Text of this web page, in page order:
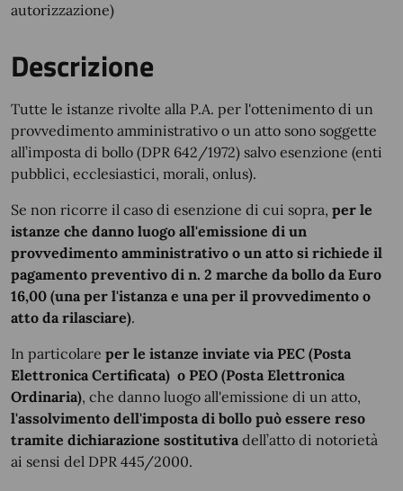
autorizzazione)
Descrizione
Tutte le istanze rivolte alla P.A. per l'ottenimento di un
provvedimento amministrativo o un atto sono soggette
all’imposta di bollo (DPR 642/1972) salvo esenzione (enti
pubblici, ecclesiastici, morali, onlus).
Se non ricorre il caso di esenzione di cui sopra, per le
istanze che danno luogo all'emissione di un
provvedimento amministrativo o un atto si richiede il
pagamento preventivo di n. 2 marche da bollo da Euro
16,00 (una per l'istanza e una per il provvedimento o
atto da rilasciare).
In particolare per le istanze inviate via PEC (Posta
Elettronica Certificata) o PEO (Posta Elettronica
Ordinaria), che danno luogo all'emissione di un atto,
l'assolvimento dell'imposta di bollo può essere reso
tramite dichiarazione sostitutiva dell’atto di notorietà
ai sensi del DPR 445/2000.